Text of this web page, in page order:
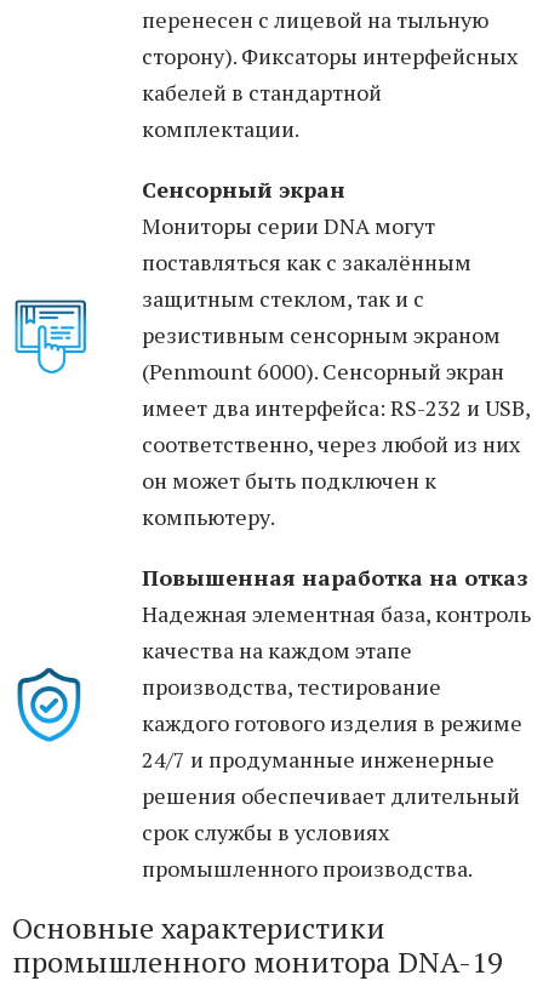
перенесен с лицевой на тыльную
сторону). Фиксаторы интерфейсных
кабелей в стандартной
комплектации.
Сенсорный экран
Мониторы серии DNA могут
поставляться как с закалённым
защитным стеклом, так и с
резистивным сенсорным экраном
(Penmount 6000). Сенсорный экран
имеет два интерфейса: RS-232 и USB,
соответственно, через любой из них
он может быть подключен к
компьютеру.
Повышенная наработка на отказ
Надежная элементная база, контроль
качества на каждом этапе
производства, тестирование
каждого готового изделия в режиме
24/7 и продуманные инженерные
решения обеспечивает длительный
срок службы в условиях
промышленного производства.
Основные характеристики
промышленного монитора DNA-19